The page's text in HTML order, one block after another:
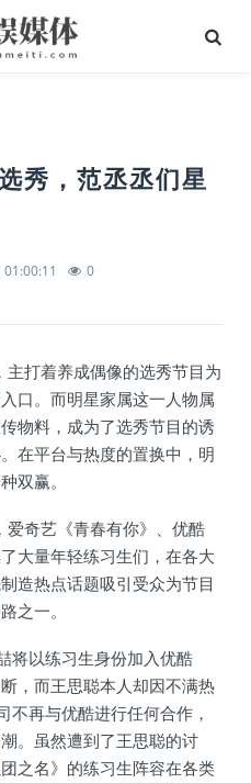
秀，范丞丞们星
0
打着养成偶像的选秀节目为
口。而明星家属这一人物属
物料，成为了选秀节目的诱
在平台与热度的置换中，明
双赢。
奇艺《青春有你》、优酷
大量年轻练习生们，在各大
造热点话题吸引受众为节目
之一。
将以练习生身份加入优酷
，而王思聪本人却因不满热
不再与优酷进行任何合作，
。虽然遭到了王思聪的讨
之名》的练习生阵容在各类